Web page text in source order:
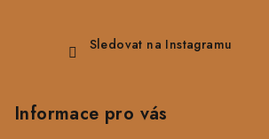
Sledovat na Instagramu
Informace pro vás